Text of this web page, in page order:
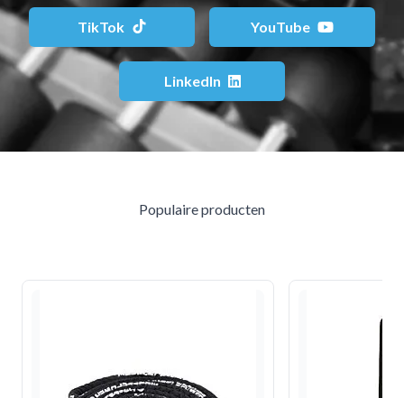
TikTok YouTube
LinkedIn
Populaire producten